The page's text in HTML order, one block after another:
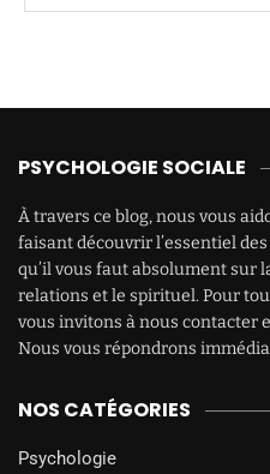
PSYCHOLOGIE SOCIALE
À travers ce blog, nous vous
faisant découvrir l’essentiel
qu’il vous faut absolument sur
relations et le spirituel. Pour
vous invitons à nous contacter
Nous vous répondrons
NOS CATÉGORIES
Psychologie